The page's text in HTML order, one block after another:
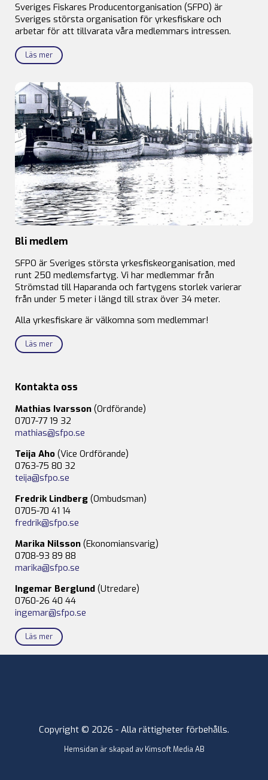
Sveriges Fiskares Producentorganisation (SFPO) är
Sveriges största organisation för yrkesfiskare och
arbetar för att tillvarata våra medlemmars intressen.
Läs mer
Bli medlem
SFPO är Sveriges största yrkesfiskeorganisation, med
runt 250 medlemsfartyg. Vi har medlemmar från
Strömstad till Haparanda och fartygens storlek varierar
från under 5 meter i längd till strax över 34 meter.
Alla yrkesfiskare är välkomna som medlemmar!
Läs mer
Kontakta oss
Mathias Ivarsson (Ordförande)
0707-77 19 32
mathias@sfpo.se
Teija Aho (Vice Ordförande)
0763-75 80 32
teija@sfpo.se
Fredrik Lindberg (Ombudsman)
0705-70 41 14
fredrik@sfpo.se
Marika Nilsson (Ekonomiansvarig)
0708-93 89 88
marika@sfpo.se
Ingemar Berglund (Utredare)
0760-26 40 44
ingemar@sfpo.se
Läs mer
Copyright © 2026 - Alla rättigheter förbehålls.
Hemsidan är skapad av Kimsoft Media AB